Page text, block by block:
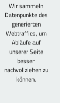
Wir sammeln
Datenpunkte des
generierten
Webtraffics, um
Abläufe auf
unserer Seite
besser
nachvollziehen zu
können.